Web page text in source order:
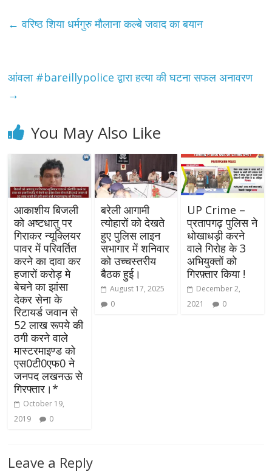
← वरिष्ठ शिया धर्मगुरु मौलाना कल्बे जवाद का बयान
आंवला #bareillypolice द्वारा हत्या की घटना सफल अनावरण
→
You May Also Like
आकाशीय बिजली
को अष्टधातु पर
गिराकर न्यूक्लियर
पावर में परिवर्तित
करने का दावा कर
हजारों करोड़ मे
बेचने का झांसा
देकर सेना के
रिटायर्ड जवान से
52 लाख रूपये की
ठगी करने वाले
मास्टरमाइण्ड को
एस0टी0एफ0 ने
जनपद लखनऊ से
गिरफ्तार।*
October 19,
2019
0
बरेली आगामी
त्योहारों को देखते
हुए पुलिस लाइन
सभागार में शनिवार
को उच्चस्तरीय
बैठक हुई।
August 17, 2025
0
UP Crime –
प्रतापगढ़ पुलिस ने
धोखाधड़ी करने
वाले गिरोह के 3
अभियुक्तों को
गिरफ़्तार किया !
December 2,
2021
0
Leave a Reply